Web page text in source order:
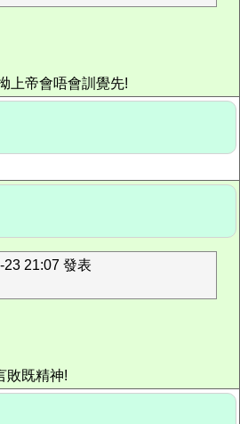
上帝會唔會訓覺先!
21:07 發表
敗既精神!